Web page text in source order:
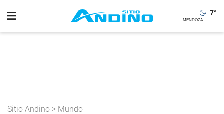
7°
Sitio Andino > Mundo